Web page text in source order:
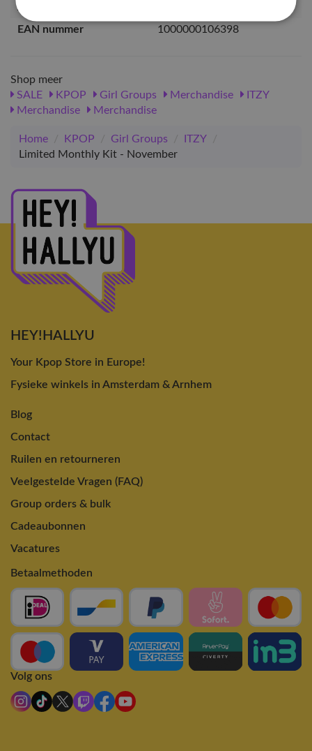
Artikelnummer
EAN nummer
1000000106398
Shop meer
SALE
KPOP Girl Groups Merchandise
ITZY
Merchandise
Merchandise
Home / KPOP / Girl Groups / ITZY
/
Limited Monthly Kit - November
HEY!HALLYU
Your Kpop Store in Europe!
Fysieke winkels in Amsterdam & Arnhem
Blog
Contact
Ruilen en retourneren
Veelgestelde Vragen (FAQ)
Group orders & bulk
Cadeaubonnen
Vacatures
Betaalmethoden
Volg ons